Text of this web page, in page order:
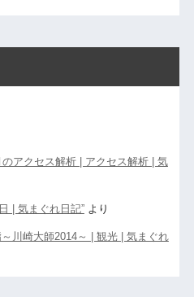
のアクセス解析 | アクセス解析 | 気
| 気まぐれ日記”より
～川崎大師2014～ | 観光 | 気まぐれ